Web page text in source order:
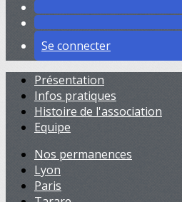
Se connecter
Présentation
Infos pratiques
Histoire de l'association
Equipe
Nos permanences
Lyon
Paris